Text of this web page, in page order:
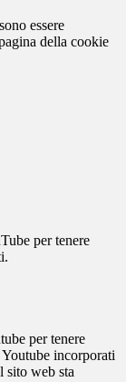
essere
della cookie
per tenere
per tenere
incorporati
sito web sta